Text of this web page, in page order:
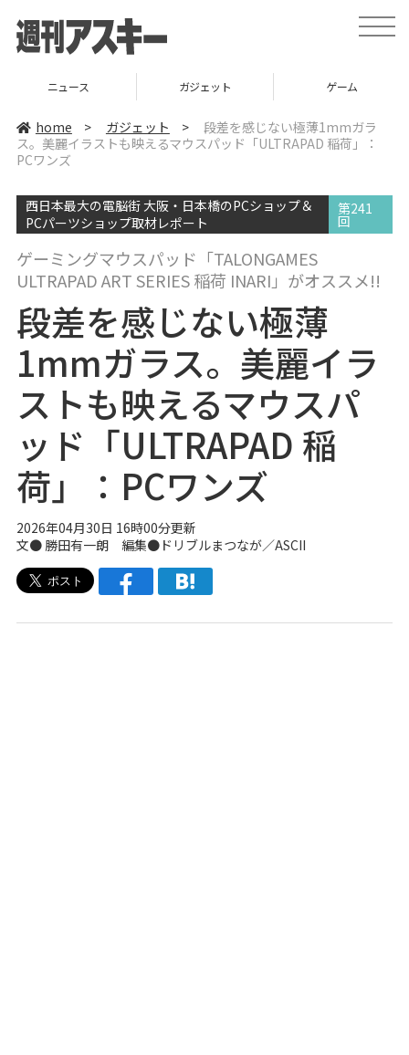
t
o
ニュース ガジェット ゲーム
home > ガジェット >
段差を感じない極薄1mmガラ
ス。美麗イラストも映えるマウスパッド「ULTRAPAD 稲荷」：
PCワンズ
西日本最大の電脳街 大阪・日本橋のPCショップ＆
PCパーツショップ取材レポート
第241
回
ゲーミングマウスパッド「TALONGAMES
ULTRAPAD ART SERIES 稲荷 INARI」がオススメ!!
段差を感じない極薄
1mmガラス。美麗イラ
ストも映えるマウスパ
ッド「ULTRAPAD 稲
荷」：PCワンズ
2026年04月30日 16時00分更新
文● 勝田有一朗 編集●ドリブルまつなが／ASCII